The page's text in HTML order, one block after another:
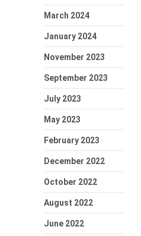
March 2024
January 2024
November 2023
September 2023
July 2023
May 2023
February 2023
December 2022
October 2022
August 2022
June 2022